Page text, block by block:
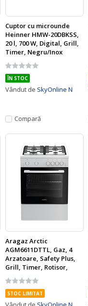
Cuptor cu microunde
Heinner HMW-20DBKSS,
20 l, 700 W, Digital, Grill,
Timer, Negru/Inox
Rating:
0%
ÎN STOC
Vândut de SkyOnline N
Compară
Aragaz Arctic
AGM6611DTTL, Gaz, 4
Arzatoare, Safety Plus,
Grill, Timer, Rotisor,
Arpindere integrata,
Arzatoare cu eficienta
ridicata, 60 cm, Alb
Rating:
0%
STOC LIMITAT